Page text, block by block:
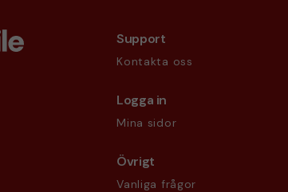
Support
Kontakta oss
Logga in
Mina sidor
Övrigt
Vanliga frågor